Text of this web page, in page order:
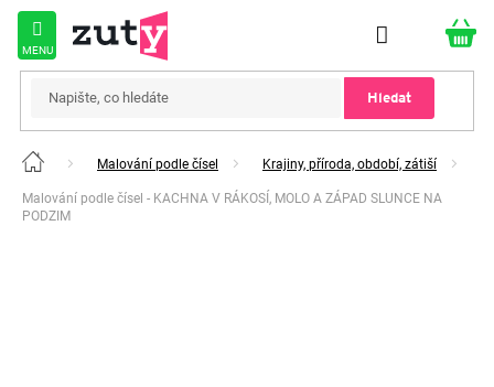
Přejít
obsah
Hledat
Domů Malování podle čísel Krajiny, příroda, období, zátiší
Malování podle čísel - KACHNA V RÁKOSÍ, MOLO A ZÁPAD SLUNCE NA
PODZIM